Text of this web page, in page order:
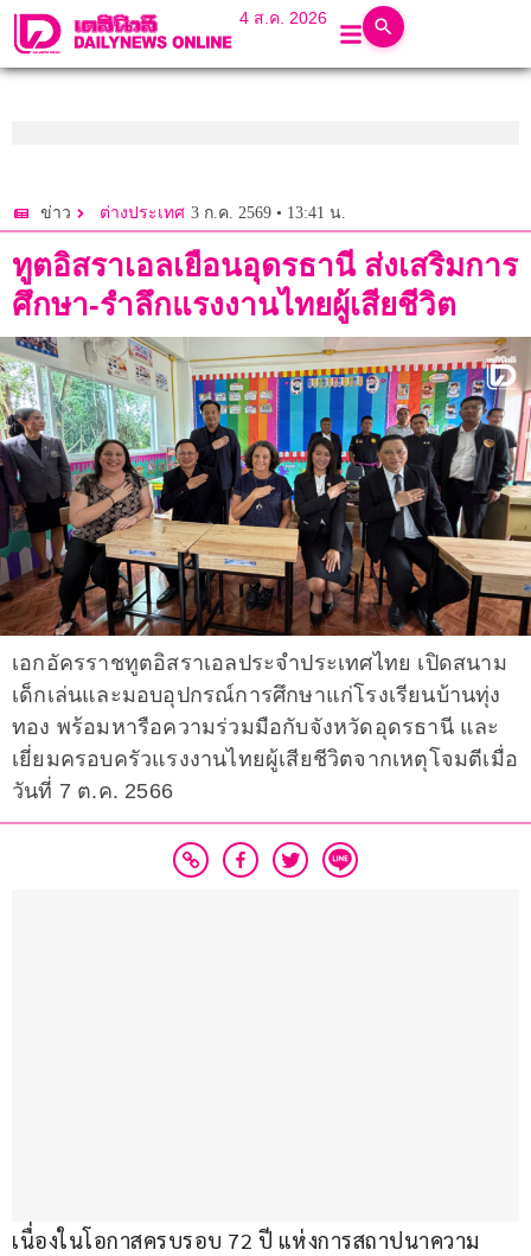
4 ส.ค. 2026
ข่าว ต่างประเทศ 3 ก.ค. 2569 • 13:41 น.
ทูตอิสราเอลเยือนอุดรธานี ส่งเสริมการ
ศึกษา-รำลึกแรงงานไทยผู้เสียชีวิต
เอกอัครราชทูตอิสราเอลประจำประเทศไทย เปิดสนาม
เด็กเล่นและมอบอุปกรณ์การศึกษาแก่โรงเรียนบ้านทุ่ง
ทอง พร้อมหารือความร่วมมือกับจังหวัดอุดรธานี และ
เยี่ยมครอบครัวแรงงานไทยผู้เสียชีวิตจากเหตุโจมตีเมื่อ
วันที่ 7 ต.ค. 2566
เนื่องในโอกาสครบรอบ 72 ปี แห่งการสถาปนาความ